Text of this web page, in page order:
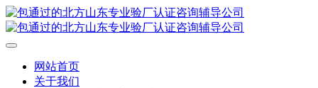
网站首页
关于我们